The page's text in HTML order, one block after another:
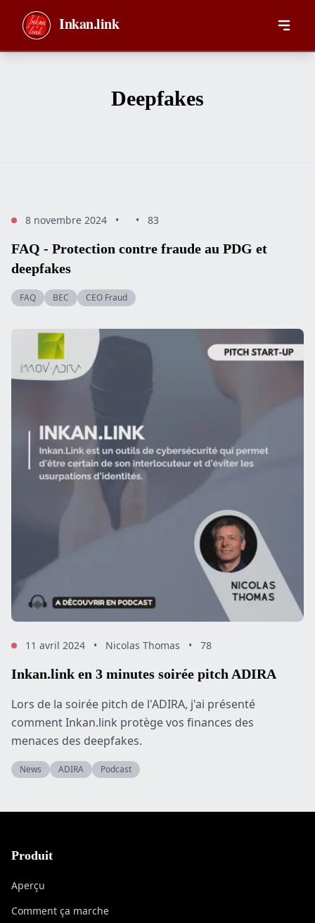
Aller au contenu principal
Inkan.link
Deepfakes
8 novembre 2024 • • 83
FAQ - Protection contre fraude au PDG et
deepfakes
FAQ BEC CEO Fraud
11 avril 2024 • Nicolas Thomas • 78
Inkan.link en 3 minutes soirée pitch ADIRA
Lors de la soirée pitch de l'ADIRA, j'ai présenté
comment Inkan.link protège vos finances des
menaces des deepfakes.
News ADIRA Podcast
Produit
Aperçu
Comment ça marche